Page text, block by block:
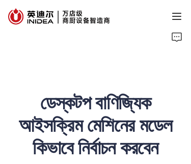
ডেস্কটপ বাণিজ্যিক
আইসক্রিম মেশিনের মডেল
কিভাবে নির্বাচন করবেন
কেস